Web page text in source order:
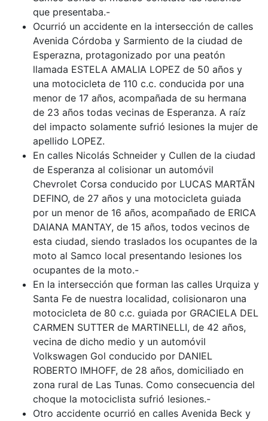
que presentaba.-
Ocurrió un accidente en la intersección de calles
Avenida Córdoba y Sarmiento de la ciudad de
Esperazna, protagonizado por una peatón
llamada ESTELA AMALIA LOPEZ de 50 años y
una motocicleta de 110 c.c. conducida por una
menor de 17 años, acompañada de su hermana
de 23 años todas vecinas de Esperanza. A raíz
del impacto solamente sufrió lesiones la mujer de
apellido LOPEZ.
En calles Nicolás Schneider y Cullen de la ciudad
de Esperanza al colisionar un automóvil
Chevrolet Corsa conducido por LUCAS MARTÃN
DEFINO, de 27 años y una motocicleta guiada
por un menor de 16 años, acompañado de ERICA
DAIANA MANTAY, de 15 años, todos vecinos de
esta ciudad, siendo traslados los ocupantes de la
moto al Samco local presentando lesiones los
ocupantes de la moto.-
En la intersección que forman las calles Urquiza y
Santa Fe de nuestra localidad, colisionaron una
motocicleta de 80 c.c. guiada por GRACIELA DEL
CARMEN SUTTER de MARTINELLI, de 42 años,
vecina de dicho medio y un automóvil
Volkswagen Gol conducido por DANIEL
ROBERTO IMHOFF, de 28 años, domiciliado en
zona rural de Las Tunas. Como consecuencia del
choque la motociclista sufrió lesiones.-
Otro accidente ocurrió en calles Avenida Beck y